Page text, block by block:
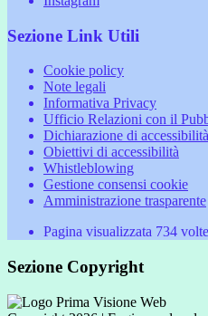
Sezione Link Utili
Cookie policy
Note legali
Informativa Privacy
Ufficio Relazioni con il
Dichiarazione di accessibilità
Obiettivi di accessibilità
Whistleblowing
Gestione consensi cookie
Amministrazione trasparente
Pagina visualizzata 734 volte
Sezione Copyright